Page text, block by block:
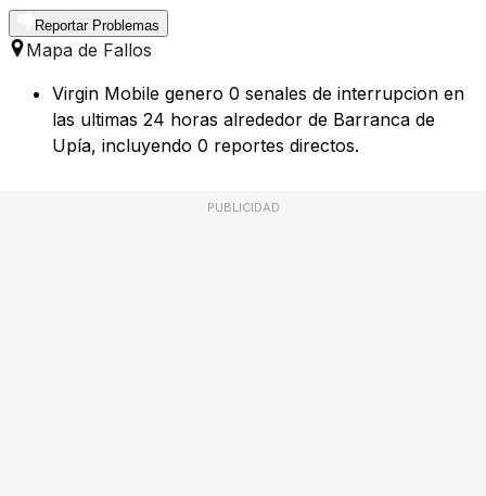
Reportar Problemas
Mapa de Fallos
Virgin Mobile genero 0 senales de interrupcion en
las ultimas 24 horas alrededor de Barranca de
Upía, incluyendo 0 reportes directos.
PUBLICIDAD